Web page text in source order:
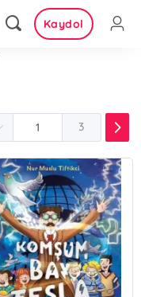
Kaydol
3